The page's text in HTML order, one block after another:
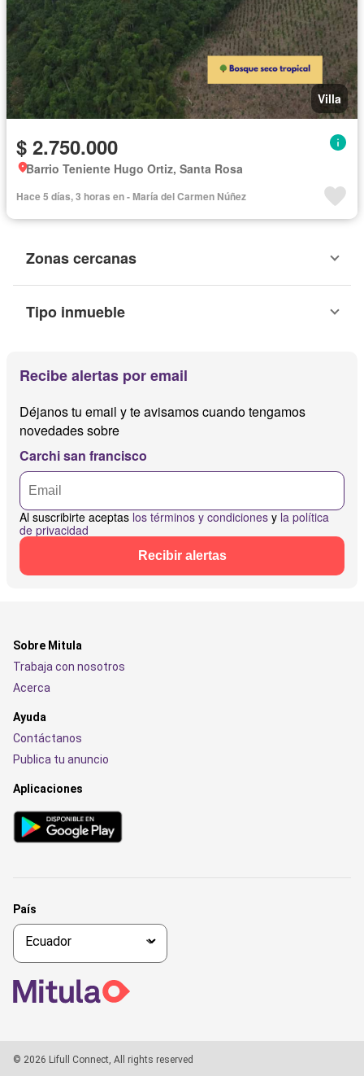
Villa
$ 2.750.000
Barrio Teniente Hugo Ortiz, Santa Rosa
Hace 5 días, 3 horas en - María del Carmen Núñez
Zonas cercanas
Tipo inmueble
Recibe alertas por email
Déjanos tu email y te avisamos cuando tengamos
novedades sobre
Carchi san francisco
Al suscribirte aceptas los términos y condiciones y la política
de privacidad
Recibir alertas
Sobre Mitula
Trabaja con nosotros
Acerca
Ayuda
Contáctanos
Publica tu anuncio
Aplicaciones
País
© 2026 Lifull Connect, All rights reserved